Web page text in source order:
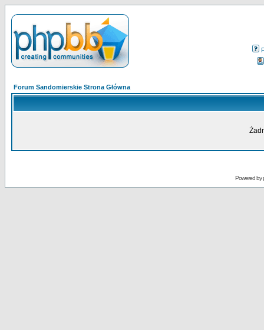
Forum Sandomierskie Strona Główna
Powered by